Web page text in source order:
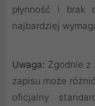
płynność i brak
najbardziej
Uwaga: Zgodnie z
zapisu może
oficjalny